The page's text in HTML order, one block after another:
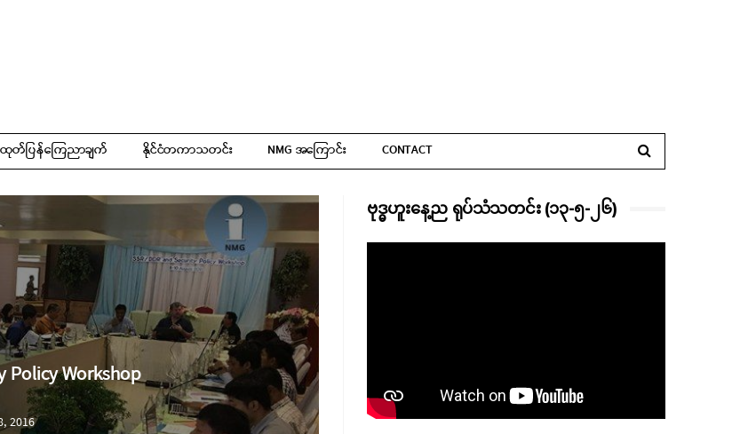
ထုတ်ပြန်ကြေညာချက် နိုင်ငံတကာသတင်း NMG အကြောင်း CONTACT
Policy Workshop
2016
ဗုဒ္ဓဟူးနေ့ည ရုပ်သံသတင်း (၁၃-၅-၂၆)